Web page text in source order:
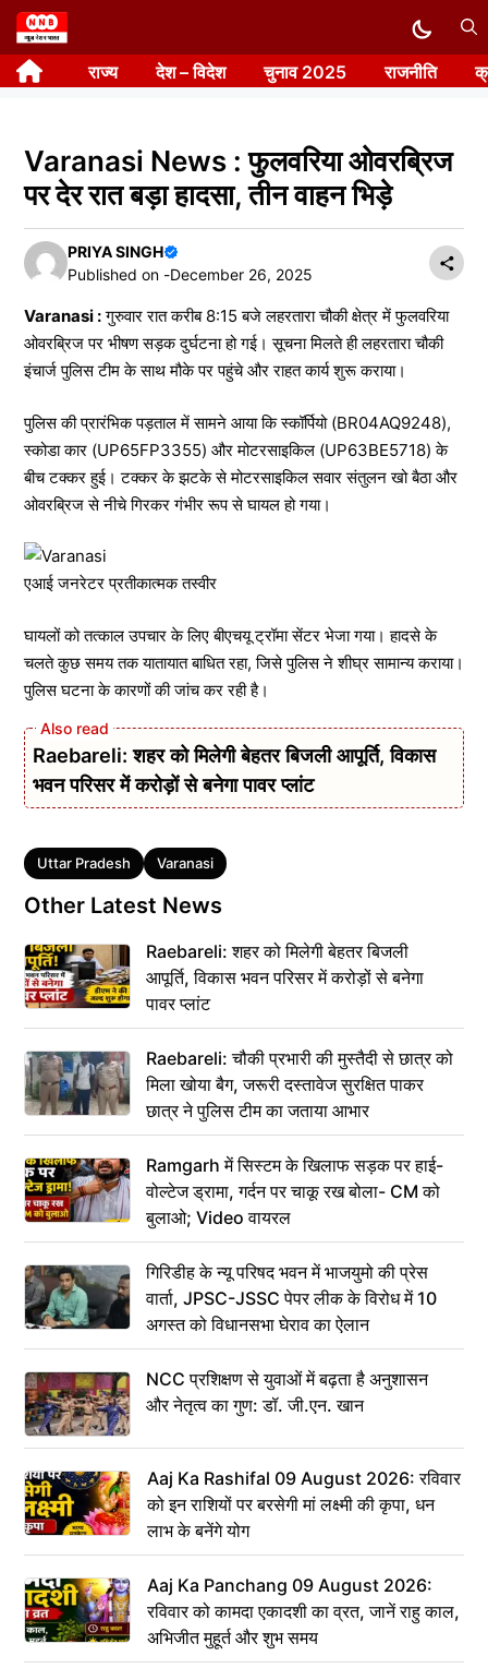
Skip
to
content राज्य देश – विदेश चुनाव 2025 राजनीति
Varanasi News : फुलवरिया ओवरब्रिज
पर देर रात बड़ा हादसा, तीन वाहन भिड़े
PRIYA SINGH
Published on -December 26, 2025
Varanasi :गुरुवार रात करीब 8:15 बजे लहरतारा चौकी क्षेत्र में फुलवरिया
ओवरब्रिज पर भीषण सड़क दुर्घटना हो गई। सूचना मिलते ही लहरतारा चौकी
इंचार्ज पुलिस टीम के साथ मौके पर पहुंचे और राहत कार्य शुरू कराया।
पुलिस की प्रारंभिक पड़ताल में सामने आया कि स्कॉर्पियो (BR04AQ9248),
स्कोडा कार (UP65FP3355) और मोटरसाइकिल (UP63BE5718) के
बीच टक्कर हुई। टक्कर के झटके से मोटरसाइकिल सवार संतुलन खो बैठा और
ओवरब्रिज से नीचे गिरकर गंभीर रूप से घायल हो गया।
एआई जनरेटर प्रतीकात्मक तस्वीर
घायलों को तत्काल उपचार के लिए बीएचयू ट्रॉमा सेंटर भेजा गया। हादसे के
चलते कुछ समय तक यातायात बाधित रहा, जिसे पुलिस ने शीघ्र सामान्य कराया।
पुलिस घटना के कारणों की जांच कर रही है।
Raebareli: शहर को मिलेगी बेहतर बिजली आपूर्ति, विकास
भवन परिसर में करोड़ों से बनेगा पावर प्लांट
Tags
Uttar Pradesh Varanasi
Other Latest News
Raebareli: शहर को मिलेगी बेहतर बिजली
आपूर्ति, विकास भवन परिसर में करोड़ों से बनेगा
पावर प्लांट
Raebareli: चौकी प्रभारी की मुस्तैदी से छात्र को
मिला खोया बैग, जरूरी दस्तावेज सुरक्षित पाकर
छात्र ने पुलिस टीम का जताया आभार
Ramgarh में सिस्टम के खिलाफ सड़क पर हाई-
वोल्टेज ड्रामा, गर्दन पर चाकू रख बोला- CM को
बुलाओ; Video वायरल
गिरिडीह के न्यू परिषद भवन में भाजयुमो की प्रेस
वार्ता, JPSC-JSSC पेपर लीक के विरोध में 10
अगस्त को विधानसभा घेराव का ऐलान
NCC प्रशिक्षण से युवाओं में बढ़ता है अनुशासन
और नेतृत्व का गुण: डॉ. जी.एन. खान
Aaj Ka Rashifal 09 August 2026: रविवार
को इन राशियों पर बरसेगी मां लक्ष्मी की कृपा, धन
लाभ के बनेंगे योग
Aaj Ka Panchang 09 August 2026:
रविवार को कामदा एकादशी का व्रत, जानें राहु काल,
अभिजीत मुहूर्त और शुभ समय